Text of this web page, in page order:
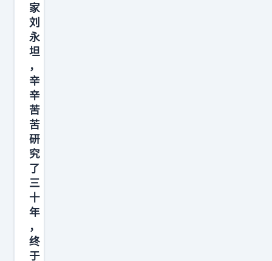
、
最
安
全
的
国
家
之
一
，
人
均
G
D
P
家
刘
永
坦
，
辛
辛
苦
苦
研
究
了
三
十
年
，
终
于